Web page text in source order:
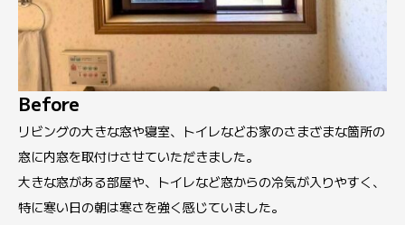
Before
リビングの大きな窓や寝室、トイレなどお家のさまざまな箇所の
窓に内窓を取付けさせていただきました。
大きな窓がある部屋や、トイレなど窓からの冷気が入りやすく、
特に寒い日の朝は寒さを強く感じていました。